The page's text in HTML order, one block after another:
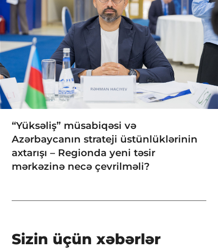
“Yüksəliş” müsabiqəsi və
Azərbaycanın strateji üstünlüklərinin
axtarışı – Regionda yeni təsir
mərkəzinə necə çevrilməli?
Sizin üçün xəbərlər